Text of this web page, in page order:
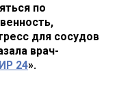
по
для сосудов
врач-
24».